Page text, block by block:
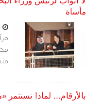
مأساة
بالأرقام... لماذا